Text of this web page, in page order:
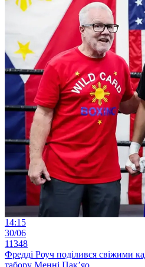
14:15
30/06
11348
Фредді Роуч поділився свіжими